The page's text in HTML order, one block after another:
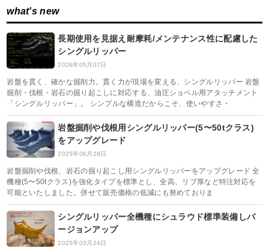
what's new
長期使用を見据え耐摩耗/メンテナンス性に配慮した
シングルリッパー
2026年05月07日
岩盤を貫く、確かな掘削力。貫く力が現場を変える、シングルリッパー 岩盤
掘削・伐根・岩石の掘り起こしに対応する、油圧ショベル用アタッチメント
「シングルリッパー」。 シンプルな構造だからこそ、使いやすさ・
岩盤掘削や伐根用シングルリッパー(5〜50tクラス)
をアップグレード
2025年06月29日
岩盤掘削や伐根、岩石の掘り起こし用シングルリッパーをアップグレード 全
機種(5〜50tクラス)を強化タイプを標準とし、全高、リブ厚など特注対応を
可能といたしました。併せて販売価格の低減にも努めておりま
シングルリッパー全機種にシュラウド標準装備しバ
ージョンアップ
2025年03月24日